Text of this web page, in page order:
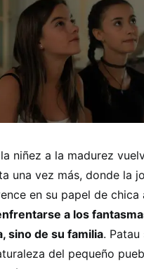
niñez a la madurez
una vez más, donde la
en su papel de chica
a los
sino de su familia. Patau
del pequeño